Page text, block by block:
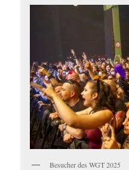
Besucher des WGT 2025